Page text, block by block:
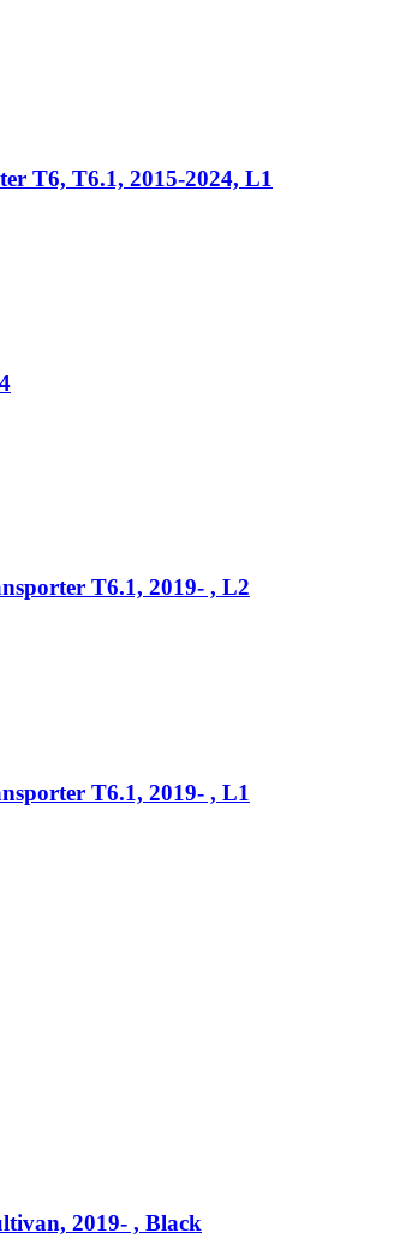
T6, T6.1, 2015-2024, L1
T6.1, 2019- , L2
T6.1, 2019- , L1
2019- , Black